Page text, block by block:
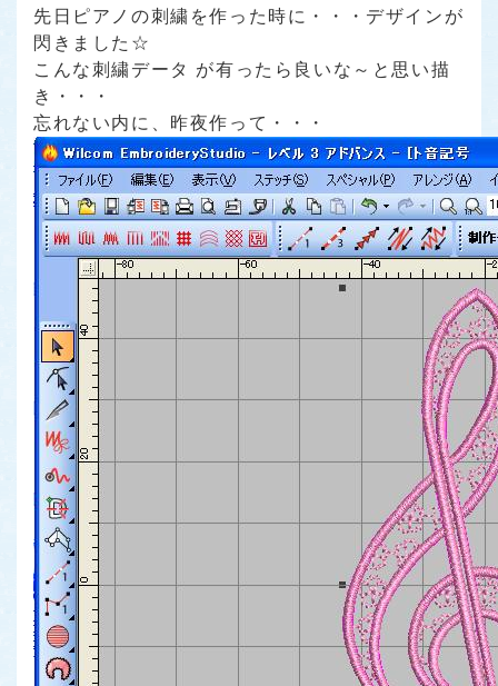
先日ピアノの刺繍を作った時に・・・デザインが
閃きました☆
こんな刺繍データ が有ったら良いな～と思い描
き・・・
忘れない内に、昨夜作って・・・